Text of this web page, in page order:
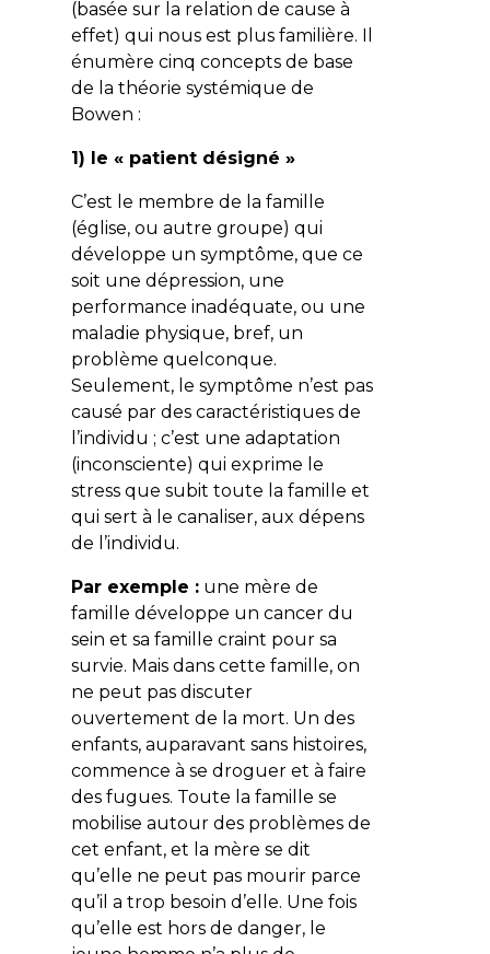
(basée sur la relation de cause à
effet) qui nous est plus familière. Il
énumère cinq concepts de base
de la théorie systémique de
Bowen :
1) le « patient désigné »
C’est le membre de la famille
(église, ou autre groupe) qui
développe un symptôme, que ce
soit une dépression, une
performance inadéquate, ou une
maladie physique, bref, un
problème quelconque.
Seulement, le symptôme n’est pas
causé par des caractéristiques de
l’individu ; c’est une adaptation
(inconsciente) qui exprime le
stress que subit toute la famille et
qui sert à le canaliser, aux dépens
de l’individu.
Par exemple :une mère de
famille développe un cancer du
sein et sa famille craint pour sa
survie. Mais dans cette famille, on
ne peut pas discuter
ouvertement de la mort. Un des
enfants, auparavant sans histoires,
commence à se droguer et à faire
des fugues. Toute la famille se
mobilise autour des problèmes de
cet enfant, et la mère se dit
qu’elle ne peut pas mourir parce
qu’il a trop besoin d’elle. Une fois
qu’elle est hors de danger, le